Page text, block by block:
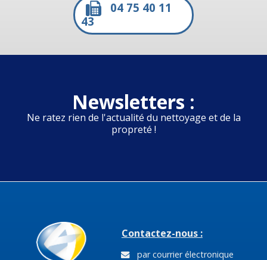
04 75 40 11
43
Newsletters :
Ne ratez rien de l'actualité du nettoyage et de la
propreté !
Contactez-nous :
par courrier électronique